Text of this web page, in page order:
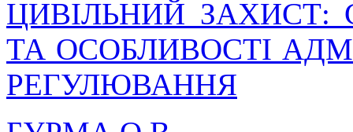
ЦИВІЛЬНИЙ ЗАХИСТ:
ТА ОСОБЛИВОСТІ
РЕГУЛЮВАННЯ